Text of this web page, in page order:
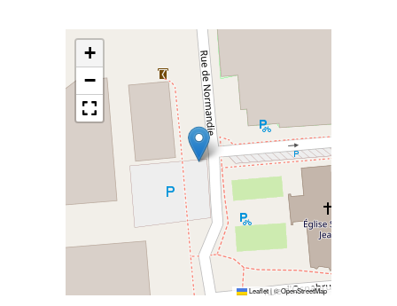
+
−
Leaflet|©OpenStreetMap